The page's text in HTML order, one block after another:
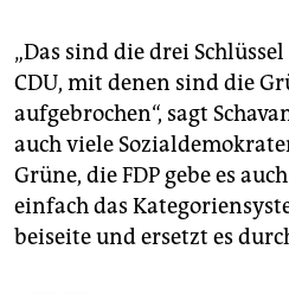
„Das sind die drei
CDU, mit denen sind die
aufgebrochen“, sagt
auch viele
Grüne, die FDP gebe es
einfach das
beiseite und ersetzt es